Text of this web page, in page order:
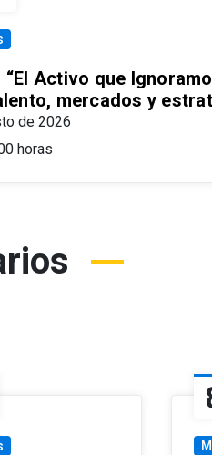
“El Activo que
mercados y
de 2026
horas